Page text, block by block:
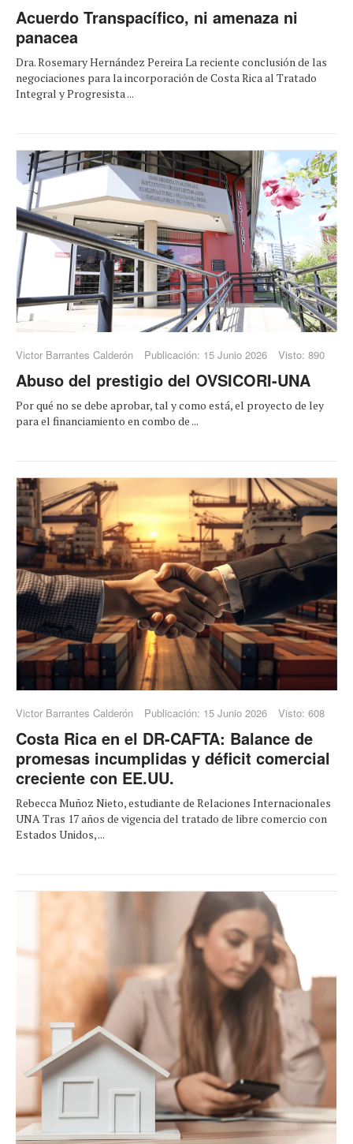
Acuerdo Transpacífico, ni amenaza ni
panacea
Dra. Rosemary Hernández Pereira La reciente conclusión de las
negociaciones para la incorporación de Costa Rica al Tratado
Integral y Progresista ...
Victor Barrantes Calderón Publicación: 15 Junio 2026 Visto: 890
Abuso del prestigio del OVSICORI-UNA
Por qué no se debe aprobar, tal y como está, el proyecto de ley
para el financiamiento en combo de ...
Victor Barrantes Calderón Publicación: 15 Junio 2026 Visto: 608
Costa Rica en el DR-CAFTA: Balance de
promesas incumplidas y déficit comercial
creciente con EE.UU.
Rebecca Muñoz Nieto, estudiante de Relaciones Internacionales
UNA Tras 17 años de vigencia del tratado de libre comercio con
Estados Unidos, ...